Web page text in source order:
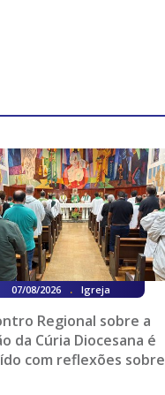
07/08/2026 . Igreja
Regional sobre a
da Cúria Diocesana é
com reflexões sobre